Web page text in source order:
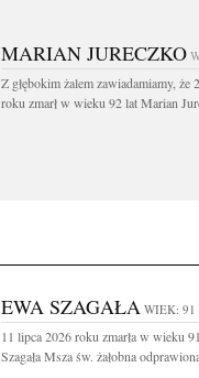
MARIAN JURECZKO
Z głębokim żalem zawiadamiamy, że
roku zmarł w wieku 92 lat Marian
EWA SZAGAŁA WIEK: 91
11 lipca 2026 roku zmarła w wieku
Szagała Msza św. żałobna